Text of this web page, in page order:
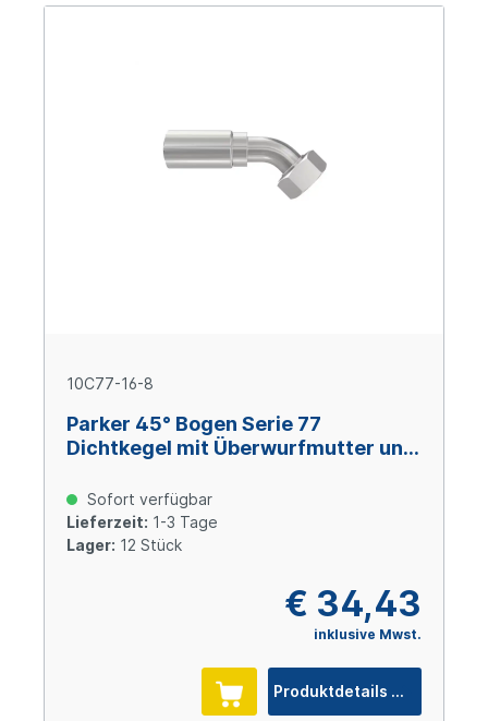
10C77-16-8
Parker 45° Bogen Serie 77
Dichtkegel mit Überwurfmutter und
verzinkt Cr(VI)-frei
Sofort verfügbar
Lieferzeit: 1-3 Tage
Lager: 12 Stück
€ 34,43
inklusive Mwst.
Produktdetails